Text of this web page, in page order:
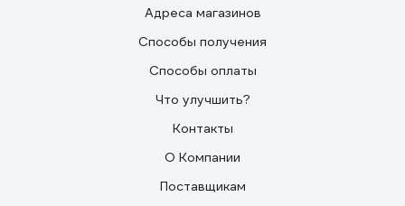
Адреса магазинов
Способы получения
Способы оплаты
Что улучшить?
Контакты
О Компании
Поставщикам